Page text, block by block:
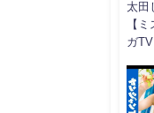
太田
【
ガ